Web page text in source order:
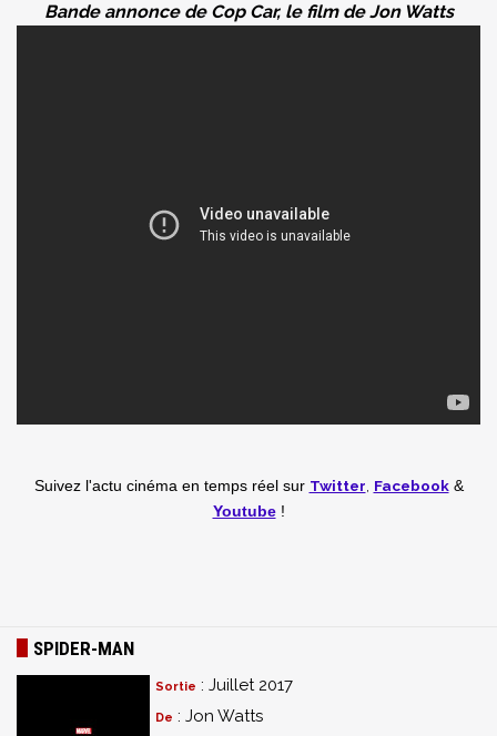
Bande annonce de Cop Car, le film de Jon Watts
Suivez l'actu cinéma en temps réel sur Twitter Facebook&
Youtube!
SPIDER-MAN
Sortie : Juillet 2017
De : Jon Watts